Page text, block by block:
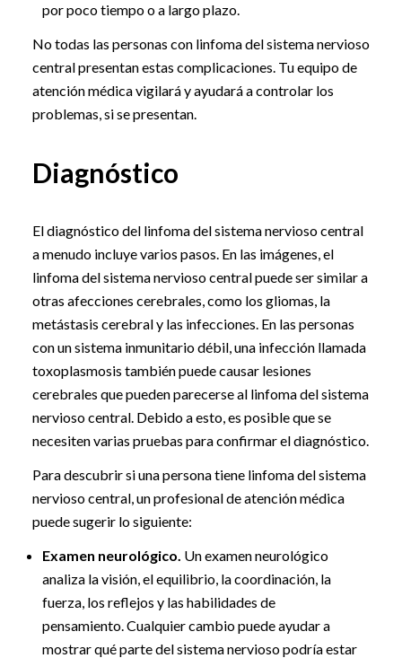
por poco tiempo o a largo plazo.
No todas las personas con linfoma del sistema nervioso
central presentan estas complicaciones. Tu equipo de
atención médica vigilará y ayudará a controlar los
problemas, si se presentan.
Diagnóstico
El diagnóstico del linfoma del sistema nervioso central
a menudo incluye varios pasos. En las imágenes, el
linfoma del sistema nervioso central puede ser similar a
otras afecciones cerebrales, como los gliomas, la
metástasis cerebral y las infecciones. En las personas
con un sistema inmunitario débil, una infección llamada
toxoplasmosis también puede causar lesiones
cerebrales que pueden parecerse al linfoma del sistema
nervioso central. Debido a esto, es posible que se
necesiten varias pruebas para confirmar el diagnóstico.
Para descubrir si una persona tiene linfoma del sistema
nervioso central, un profesional de atención médica
puede sugerir lo siguiente:
Examen neurológico. Un examen neurológico
analiza la visión, el equilibrio, la coordinación, la
fuerza, los reflejos y las habilidades de
pensamiento. Cualquier cambio puede ayudar a
mostrar qué parte del sistema nervioso podría estar